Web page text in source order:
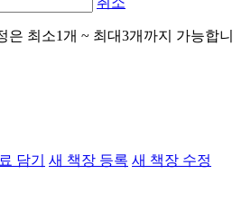
은 최소1개 ~ 최대3개까지 가능합니
담기 새 책장 등록 새 책장 수정